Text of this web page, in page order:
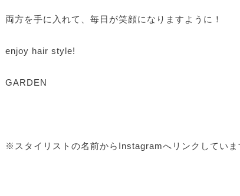
両方を手に入れて、毎日が笑顔になりますように！
enjoy hair style!
GARDEN
※スタイリストの名前からInstagramへリンクしていま